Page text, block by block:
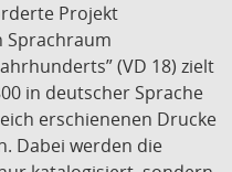
Projekt
Sprachraum
(VD 18) zielt
in deutscher Sprache
erschienenen Drucke
Dabei werden die